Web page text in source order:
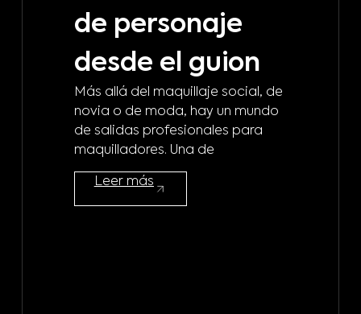
de personaje
desde el guion
Más allá del maquillaje social, de
novia o de moda, hay un mundo
de salidas profesionales para
maquilladores. Una de
Leer más